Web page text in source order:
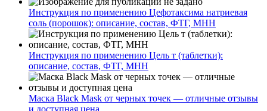
Инструкция по применению Цефотаксима натриевая
соль (порошок): описание, состав, ФТГ, МНН
Инструкция по применению Цель т (таблетки):
описание, состав, ФТГ, МНН
Маска Black Mask от черных точек — отличные отзывы
и доступная цена